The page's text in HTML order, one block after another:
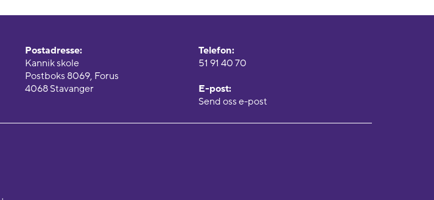
Postadresse:
Kannik skole
Postboks 8069, Forus
4068 Stavanger
Telefon:
51 91 40 70
E-post:
Send oss e-post